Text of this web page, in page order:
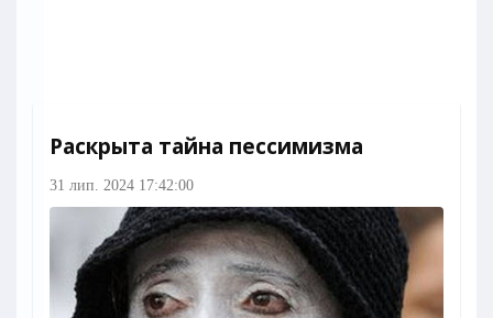
Раскрыта тайна пессимизма
31 лип. 2024 17:42:00